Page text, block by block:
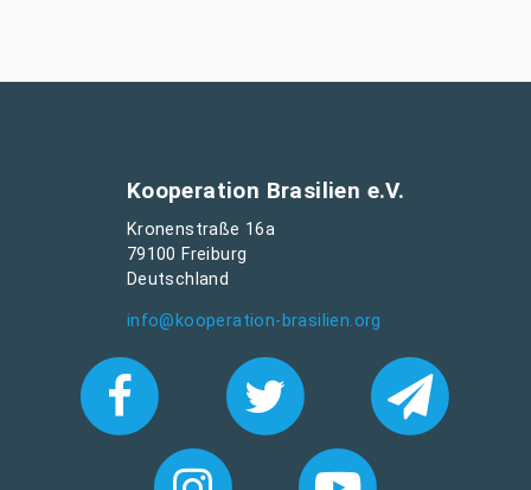
Kooperation Brasilien e.V.
Kronenstraße 16a
79100 Freiburg
Deutschland
info@kooperation-brasilien.org